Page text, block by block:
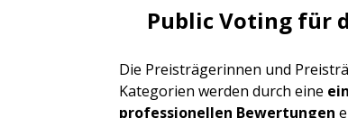
Public Voting für
Die Preisträgerinnen und
Kategorien werden durch eine
professionellen Bewertungen